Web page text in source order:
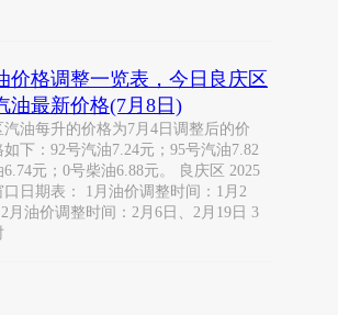
价格调整一览表，今日良庆区
油最新价格(7月8日)
汽油每升的价格为7月4日调整后的价
下：92号汽油7.24元；95号汽油7.82
元；0号柴油6.88元。 良庆区 2025
日期表： 1月油价调整时间：1月2
月油价调整时间：2月6日、2月19日 3